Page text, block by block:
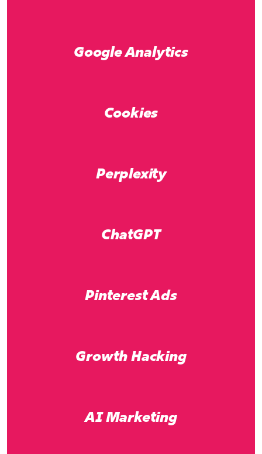
Google Analytics
Cookies
Perplexity
ChatGPT
Pinterest Ads
Growth Hacking
AI Marketing